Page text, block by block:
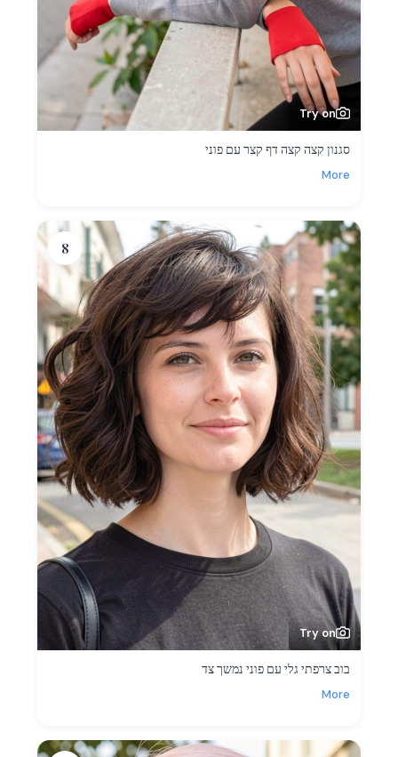
Try on
סגנון קצה קצה דף קצר עם פוני
More
8
Try on
בוב צרפתי גלי עם פוני נמשך צד
More